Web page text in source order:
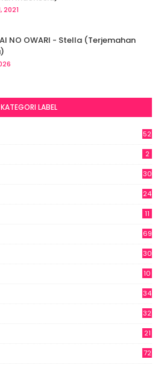
2021
NO OWARI - Stella (Terjemahan
KATEGORI LABEL
52
2
30
24
11
69
30
10
34
32
21
72